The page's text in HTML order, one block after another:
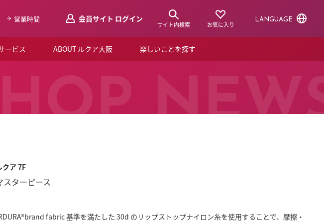
営業時間 会員サイト ログイン
サイト内検索 お気に入り
LANGUAGE
ービス ABOUT ルクア大阪
LUCUAメンバーズカード
会員登録はこちらから！
SNSアカウント一覧
LUCUAブライダルクラブ
楽しいことを探す
ショップニュース
クア 7F
スターピース
fabric 基準を満たした 30d のリップストップナイロン糸を使用することで、摩擦・